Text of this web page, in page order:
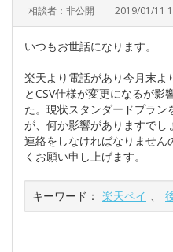
相談者：非公開 2019/01/11
いつもお世話になります。
楽天より電話があり今月末よ
とCSV仕様が変更になるが影
た。現状スタンダードプラ
が、何か影響がありますでし
連絡をしなければなりません
くお願い申し上げます。
キーワード： 楽天ペイ 、